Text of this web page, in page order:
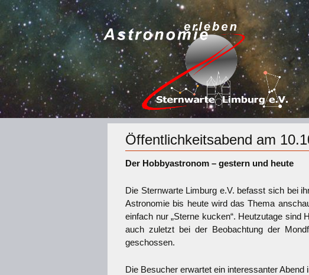
Öffentlichkeitsabend am
Der Hobbyastronom – gestern und heute
Die Sternwarte Limburg e.V. befasst sich bei
Astronomie bis heute wird das Thema
einfach nur „Sterne kucken“. Heutzutage
auch zuletzt bei der Beobachtung der
geschossen.
Die Besucher erwartet ein interessanter